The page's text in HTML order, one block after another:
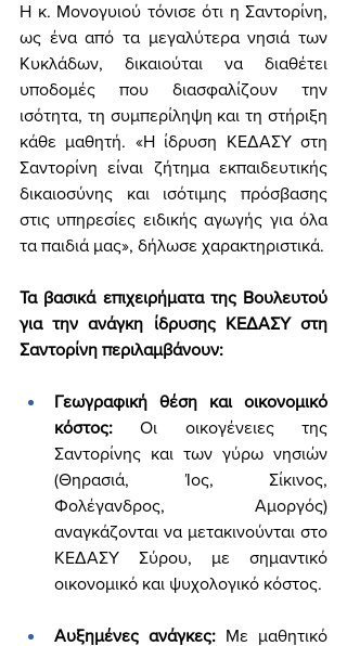
Η κ. Μονογυιού τόνισε ότι η Σαντορίνη,
ως ένα από τα μεγαλύτερα νησιά των
Κυκλάδων, δικαιούται να διαθέτει
υποδομές που διασφαλίζουν την
ισότητα, τη συμπερίληψη και τη στήριξη
κάθε μαθητή. «Η ίδρυση ΚΕΔΑΣΥ στη
Σαντορίνη είναι ζήτημα εκπαιδευτικής
δικαιοσύνης και ισότιμης πρόσβασης
στις υπηρεσίες ειδικής αγωγής για όλα
τα παιδιά μας», δήλωσε χαρακτηριστικά.
Τα βασικά επιχειρήματα της Βουλευτού
για την ανάγκη ίδρυσης ΚΕΔΑΣΥ στη
Σαντορίνη περιλαμβάνουν:
Γεωγραφική θέση και οικονομικό
κόστος: Οι οικογένειες της
Σαντορίνης και των γύρω νησιών
(Θηρασιά, Ίος, Σίκινος,
Φολέγανδρος, Αμοργός)
αναγκάζονται να μετακινούνται στο
ΚΕΔΑΣΥ Σύρου, με σημαντικό
οικονομικό και ψυχολογικό κόστος.
Αυξημένες ανάγκες: Με μαθητικό